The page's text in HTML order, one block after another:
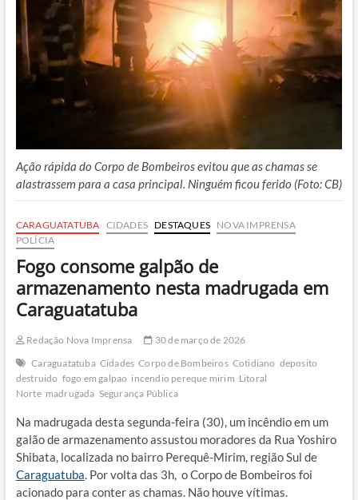
Ação rápida do Corpo de Bombeiros evitou que as chamas se
alastrassem para a casa principal. Ninguém ficou ferido (Foto: CB)
CARAGUATATUBA CIDADES DESTAQUES
NOVA IMPRENSA
POLÍCIA
Fogo consome galpão de
armazenamento nesta madrugada em
Caraguatatuba
Redação Nova Imprensa
30 de março de 2026
Caraguatatuba Cidades Corpo de Bombeiros Cotidiano deposito
destruido fogo em galpao incendio pereque mirim Litoral
Norte madrugada Segurança Pública
Na madrugada desta segunda-feira (30), um incêndio em um
galão de armazenamento assustou moradores da Rua Yoshiro
Shibata, localizada no bairro Perequê-Mirim, região Sul de
Caraguatuba. Por volta das 3h, o Corpo de Bombeiros foi
acionado para conter as chamas. Não houve vítimas.